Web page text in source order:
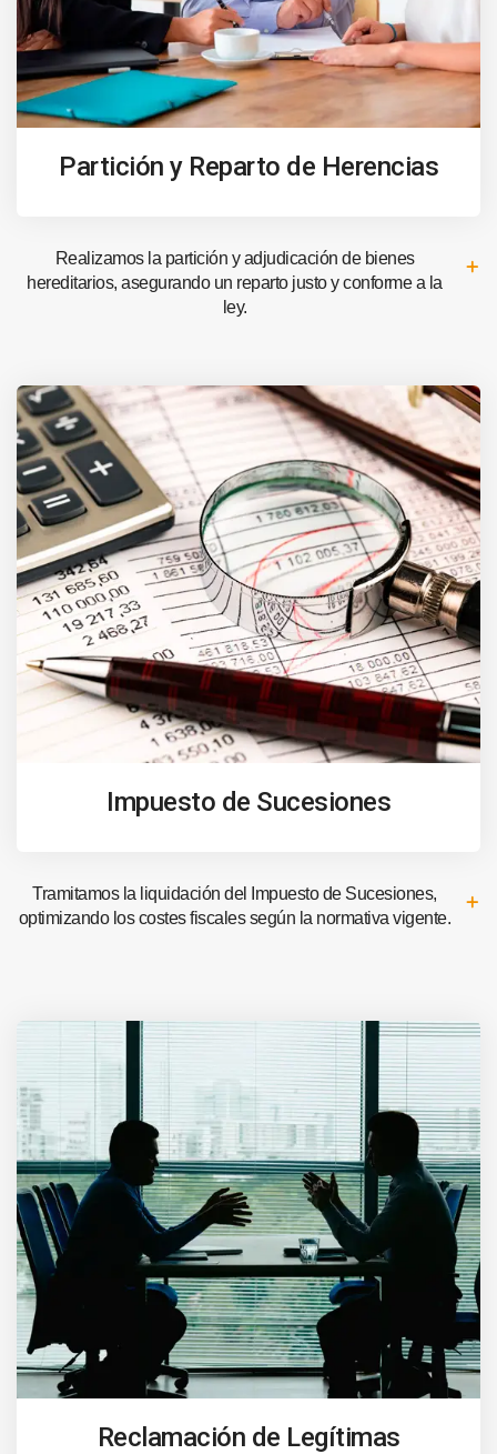
Partición y Reparto de Herencias
Realizamos la partición y adjudicación de bienes
hereditarios, asegurando un reparto justo y conforme a la
ley.
Impuesto de Sucesiones
Tramitamos la liquidación del Impuesto de Sucesiones,
optimizando los costes fiscales según la normativa vigente.
Reclamación de Legítimas